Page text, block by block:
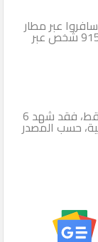
ألف و563 مسافر سافروا عبر مطار
صبيحة غوكتشن، بينهم 3 ملايين و236 ألف و915 شخص عبر
أما مطار أتاتورك المخصص للرحلات الخاصة فقط، فقد شهد 6
حسب المصدر